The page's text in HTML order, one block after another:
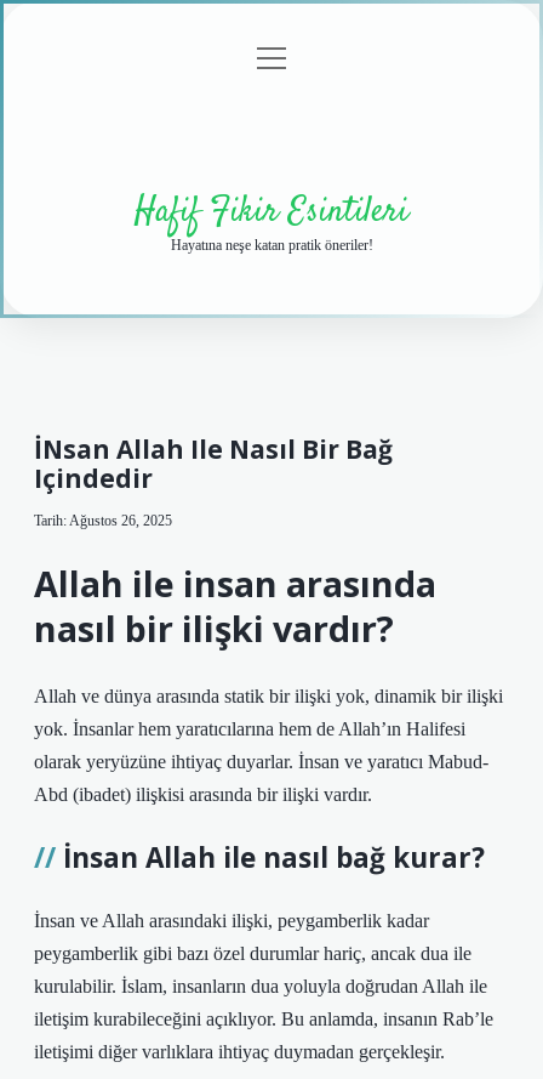
menüyü
Hafif Fikir Esintileri
Hayatına neşe katan pratik öneriler!
İNsan Allah Ile Nasıl Bir Bağ
Içindedir
Tarih: Ağustos 26, 2025
Allah ile insan arasında
nasıl bir ilişki vardır?
Allah ve dünya arasında statik bir ilişki yok, dinamik bir ilişki
yok. İnsanlar hem yaratıcılarına hem de Allah’ın Halifesi
olarak yeryüzüne ihtiyaç duyarlar. İnsan ve yaratıcı Mabud-
Abd (ibadet) ilişkisi arasında bir ilişki vardır.
İnsan Allah ile nasıl bağ kurar?
İnsan ve Allah arasındaki ilişki, peygamberlik kadar
peygamberlik gibi bazı özel durumlar hariç, ancak dua ile
kurulabilir. İslam, insanların dua yoluyla doğrudan Allah ile
iletişim kurabileceğini açıklıyor. Bu anlamda, insanın Rab’le
iletişimi diğer varlıklara ihtiyaç duymadan gerçekleşir.